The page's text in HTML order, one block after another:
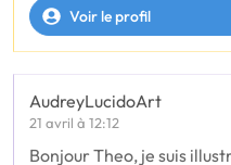
Voir le profil
AudreyLucidoArt
21 avril à 12:12
Bonjour Theo, je suis